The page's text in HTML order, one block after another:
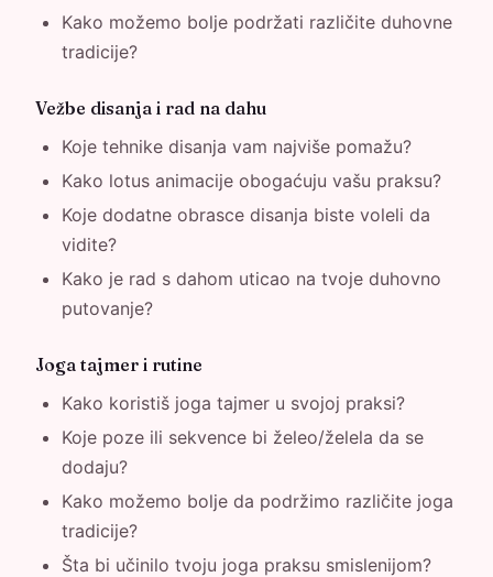
Kako možemo bolje podržati različite duhovne
tradicije?
Vežbe disanja i rad na dahu
Koje tehnike disanja vam najviše pomažu?
Kako lotus animacije obogaćuju vašu praksu?
Koje dodatne obrasce disanja biste voleli da
vidite?
Kako je rad s dahom uticao na tvoje duhovno
putovanje?
Joga tajmer i rutine
Kako koristiš joga tajmer u svojoj praksi?
Koje poze ili sekvence bi želeo/želela da se
dodaju?
Kako možemo bolje da podržimo različite joga
tradicije?
Šta bi učinilo tvoju joga praksu smislenijom?